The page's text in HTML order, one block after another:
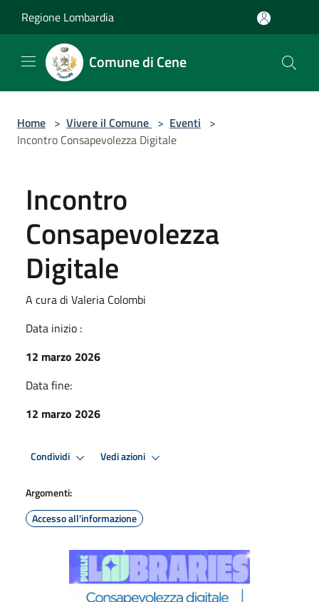
Regione Lombardia
Comune di Cene
Home > Vivere il Comune > Eventi >
Incontro Consapevolezza Digitale
Incontro
Consapevolezza
Digitale
A cura di Valeria Colombi
Data inizio :
12 marzo 2026
Data fine:
12 marzo 2026
Condividi Vedi azioni
Argomenti:
Accesso all'informazione